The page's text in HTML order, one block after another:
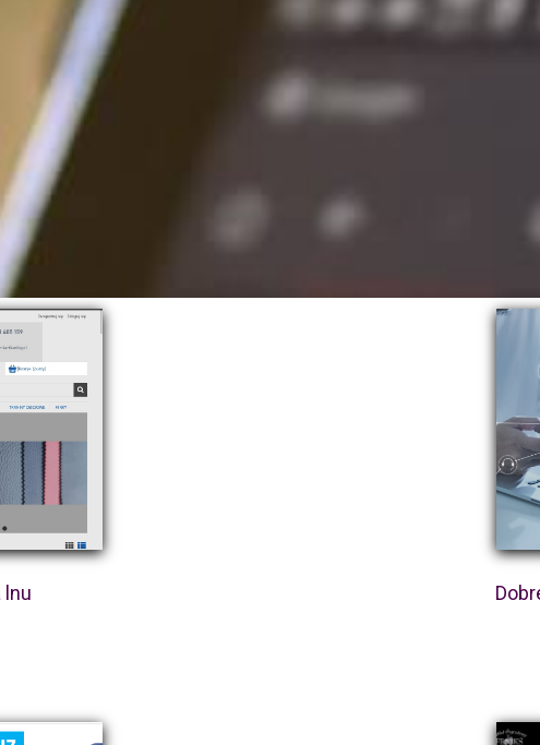
lnu